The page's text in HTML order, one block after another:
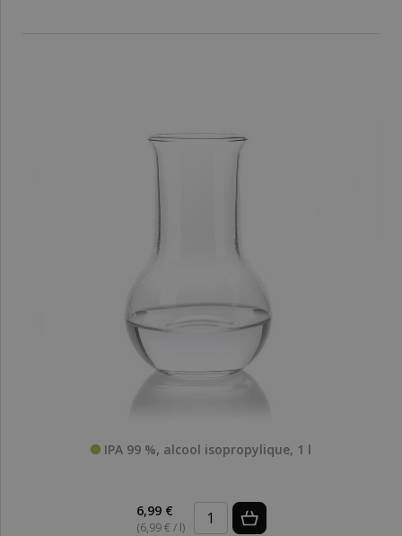
IPA 99 %, alcool isopropylique, 1 l
6,99 €
(6,99 € / l)